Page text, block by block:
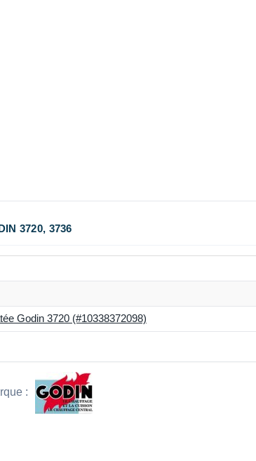
3720, 3736
Godin 3720 (#10338372098)
: